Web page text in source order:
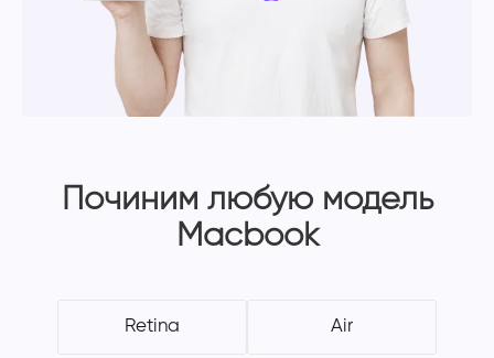
Починим любую модель
Macbook
Retina Air